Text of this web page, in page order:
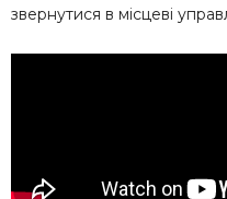
звернутися в місцеві